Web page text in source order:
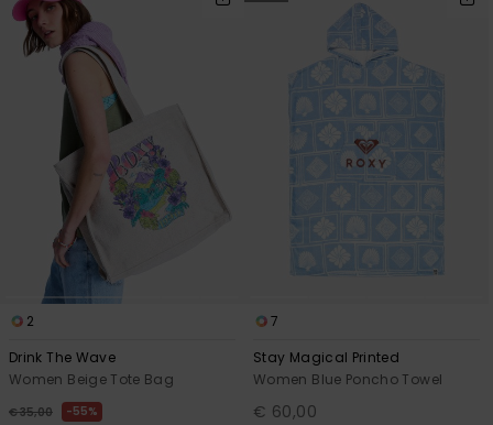
2
Drink The Wave
Women Beige Tote Bag
€ 35,00 55%
7
Stay Magical Printed
Women Blue Poncho Towel
€ 60,00